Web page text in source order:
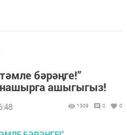
бәрәңге!”
ашыгыгыз!
1309 0 0